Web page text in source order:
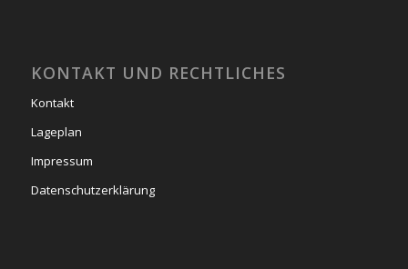
KONTAKT UND RECHTLICHES
Kontakt
Lageplan
Impressum
Datenschutzerklärung